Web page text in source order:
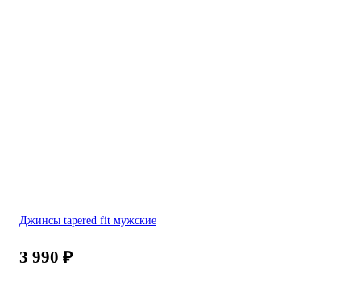
Джинсы tapered fit мужские
3 990 ₽